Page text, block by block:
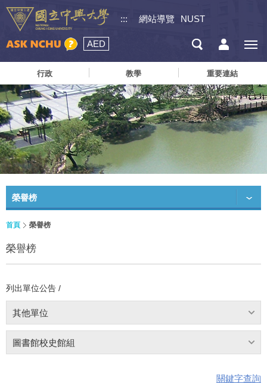
::: 網站導覽 NUST
AED
行政 教學 重要連結
榮譽榜
首頁 榮譽榜
榮譽榜
列出單位公告 /
其他單位
圖書館校史館組
關鍵字查詢